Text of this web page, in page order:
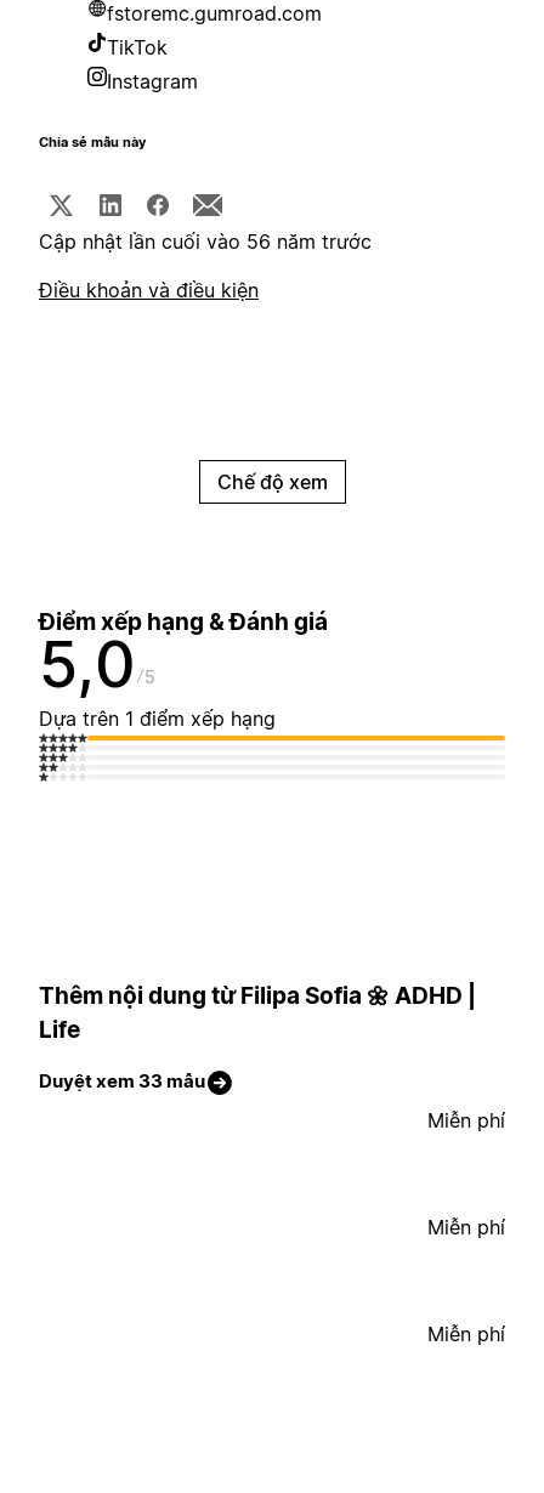
fstoremc.gumroad.com
TikTok
Instagram
Chia sẻ mẫu này
Cập nhật lần cuối vào 56 năm trước
Điều khoản và điều kiện
Chế độ xem
Điểm xếp hạng & Đánh giá
5,0 5
Dựa trên 1 điểm xếp hạng
Thêm nội dung từ Filipa Sofia 🌼 ADHD |
Life
Duyệt xem 33 mẫu
Miễn phí
Miễn phí
Miễn phí